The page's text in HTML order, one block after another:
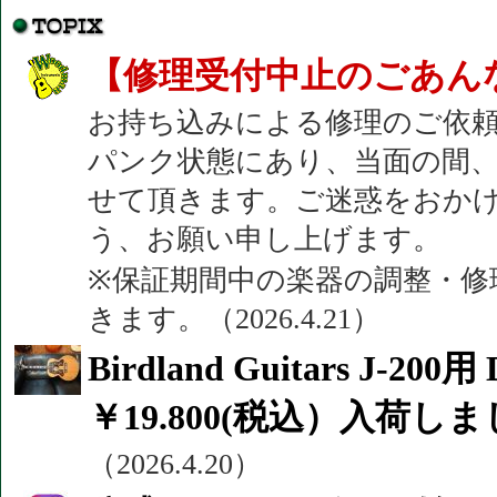
【修理受付中止のごあ
お持ち込みによる修理のご依
パンク状態にあり、当面の間
せて頂きます。ご迷惑をおか
う、お願い申し上げます。
※保証期間中の楽器の調整・
きます。（2026.4.21）
Birdland Guitars J-200用
￥19.800(税込）入荷し
（2026.4.20）